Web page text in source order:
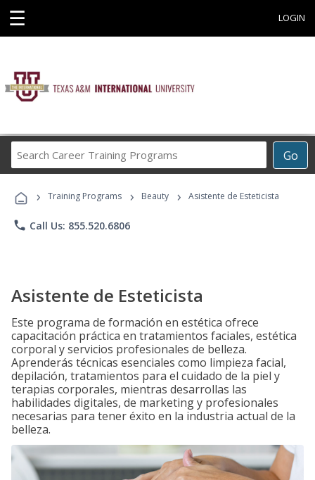
☰ LOGIN
Go
Career
Programs
› Training Programs › Beauty › Asistente de Esteticista
phone Call Us: 855.520.6806
Asistente de Esteticista
Este programa de formación en estética ofrece
capacitación práctica en tratamientos faciales, estética
corporal y servicios profesionales de belleza.
Aprenderás técnicas esenciales como limpieza facial,
depilación, tratamientos para el cuidado de la piel y
terapias corporales, mientras desarrollas las
habilidades digitales, de marketing y profesionales
necesarias para tener éxito en la industria actual de la
belleza.